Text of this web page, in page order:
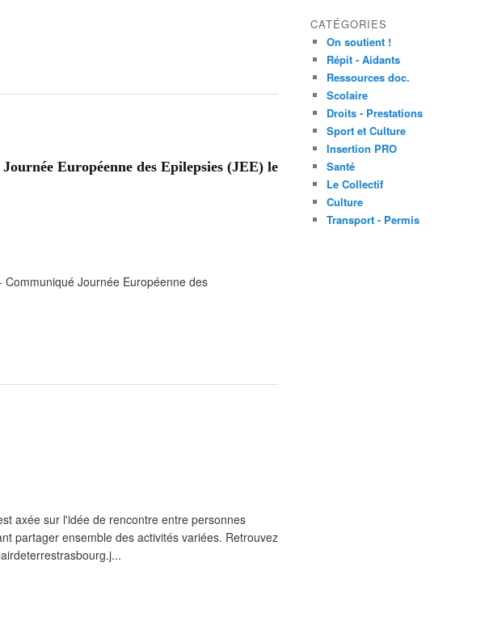
Européenne des Epilepsies (JEE) le
Journée Européenne des
axée sur l'idée de rencontre entre personnes
partager ensemble des activités variées. Retrouvez
CATÉGORIES
On soutient !
Répit - Aidants
Ressources doc.
Scolaire
Droits - Prestations
Sport et Culture
Insertion PRO
Santé
Le Collectif
Culture
Transport - Permis